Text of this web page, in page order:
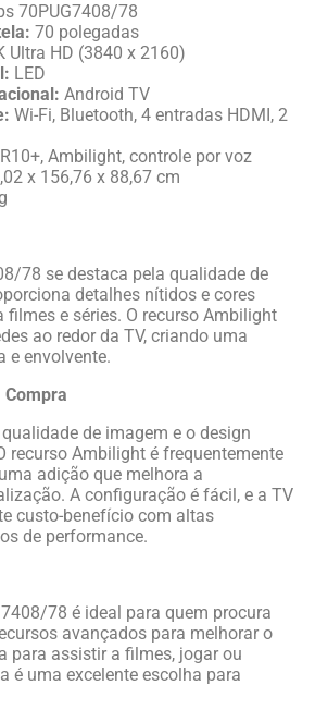
70PUG7408/78
70 polegadas
Ultra HD (3840 x 2160)
LED
Android TV
Wi-Fi, Bluetooth, 4 entradas HDMI, 2
Ambilight, controle por voz
x 156,76 x 88,67 cm
78 se destaca pela qualidade de
detalhes nítidos e cores
filmes e séries. O recurso Ambilight
ao redor da TV, criando uma
e envolvente.
Compra
de imagem e o design
recurso Ambilight é frequentemente
adição que melhora a
A configuração é fácil, e a TV
custo-benefício com altas
de performance.
78 é ideal para quem procura
avançados para melhorar o
para assistir a filmes, jogar ou
é uma excelente escolha para